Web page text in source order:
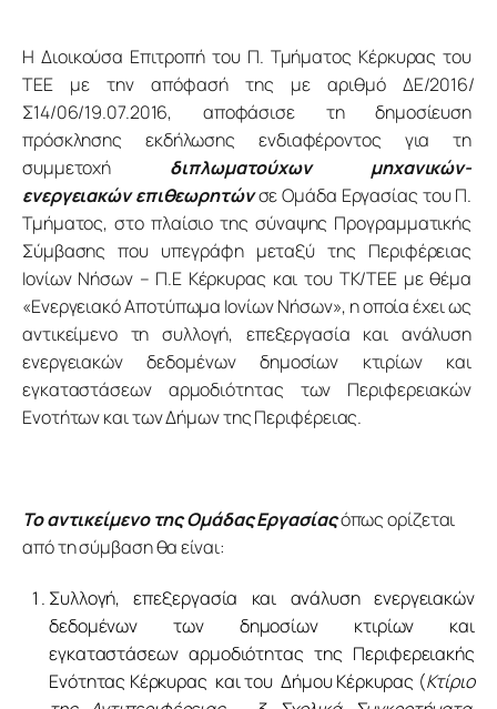
Η Διοικούσα Επιτροπή του Π. Τμήματος Κέρκυρας του
ΤΕΕ με την απόφασή της με αριθμό ΔΕ/2016/
Σ14/06/19.07.2016, αποφάσισε τη δημοσίευση
πρόσκλησης εκδήλωσης ενδιαφέροντος για τη
συμμετοχή διπλωματούχων μηχανικών-
ενεργειακών επιθεωρητών σε Ομάδα Εργασίας του Π.
Τμήματος, στο πλαίσιο της σύναψης Προγραμματικής
Σύμβασης που υπεγράφη μεταξύ της Περιφέρειας
Ιονίων Νήσων – Π.Ε Κέρκυρας και του ΤΚ/ΤΕΕ με θέμα
«Ενεργειακό Αποτύπωμα Ιονίων Νήσων», η οποία έχει ως
αντικείμενο τη συλλογή, επεξεργασία και ανάλυση
ενεργειακών δεδομένων δημοσίων κτιρίων και
εγκαταστάσεων αρμοδιότητας των Περιφερειακών
Ενοτήτων και των Δήμων της Περιφέρειας.
Το αντικείμενο της Ομάδας Εργασίας όπως ορίζεται
από τη σύμβαση θα είναι:
Συλλογή, επεξεργασία και ανάλυση ενεργειακών
δεδομένων των δημοσίων κτιρίων και
εγκαταστάσεων αρμοδιότητας της Περιφερειακής
Ενότητας Κέρκυρας και του Δήμου Κέρκυρας (Κτίριο